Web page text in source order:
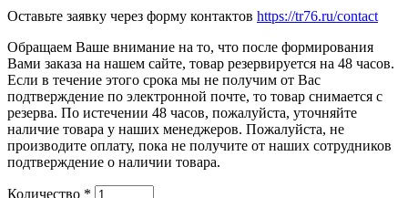
Оставьте заявку через форму контактов https://tr76.ru/contact
Обращаем Ваше внимание на то, что после формирования
Вами заказа на нашем сайте, товар резервируется на 48 часов.
Если в течение этого срока мы не получим от Вас
подтверждение по электронной почте, то товар снимается с
резерва. По истечении 48 часов, пожалуйста, уточняйте
наличие товара у наших менеджеров. Пожалуйста, не
производите оплату, пока не получите от наших сотрудников
подтверждение о наличии товара.
Количество *